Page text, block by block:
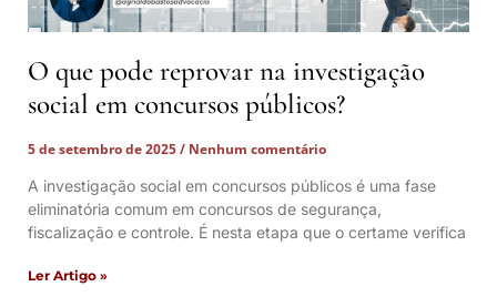
O que pode reprovar na investigação
social em concursos públicos?
5 de setembro de 2025
Nenhum comentário
A investigação social em concursos públicos é uma fase
eliminatória comum em concursos de segurança,
fiscalização e controle. É nesta etapa que o certame verifica
Ler Artigo »